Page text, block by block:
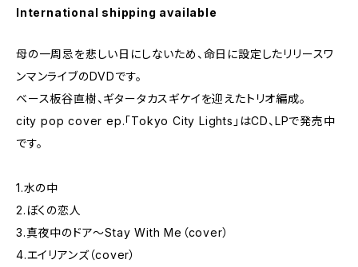
International shipping available
母の一周忌を悲しい日にしないため、命日に設定したリリースワ
ンマンライブのDVDです。
ベース板谷直樹、ギタータカスギケイを迎えたトリオ編成。
city pop cover ep.「Tokyo City Lights」はCD、LPで発売中
です。
1.水の中
2.ぼくの恋人
3.真夜中のドア〜Stay With Me（cover）
4.エイリアンズ（cover）